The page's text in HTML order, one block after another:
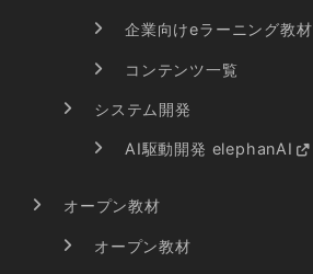
企業向けeラーニング教材
コンテンツ一覧
システム開発
AI駆動開発 elephanAI
オープン教材
オープン教材